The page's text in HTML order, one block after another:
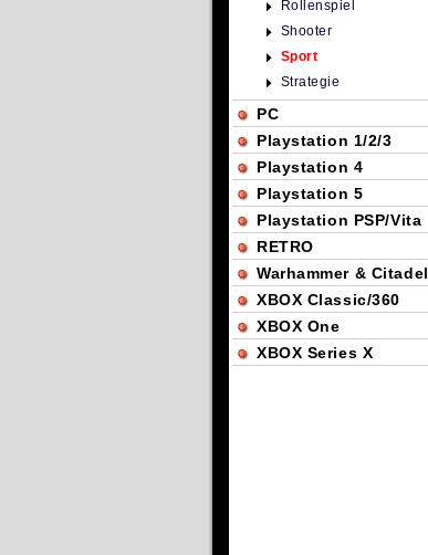
Rollenspiel
Shooter
Sport
Strategie
PC
Playstation 1/2/3
Playstation 4
Playstation 5
Playstation PSP/Vita
RETRO
Warhammer & Citadel
XBOX Classic/360
XBOX One
XBOX Series X